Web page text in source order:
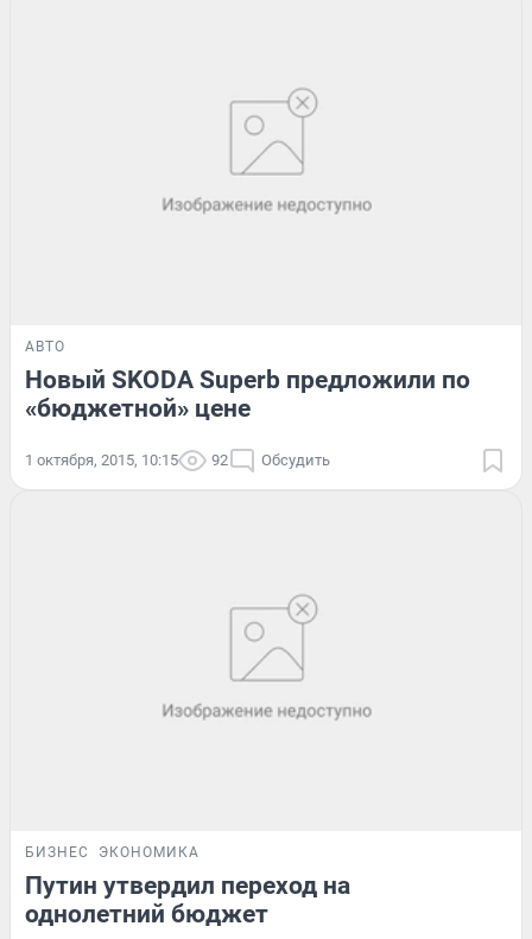
АВТО
Новый SKODA Superb предложили по
«бюджетной» цене
1 октября, 2015, 10:15 92 Обсудить
БИЗНЕС ЭКОНОМИКА
Путин утвердил переход на
однолетний бюджет